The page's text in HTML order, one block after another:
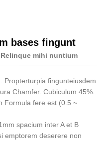
bases fingunt
Relinque mihi nuntium
Propterturpia fingunteiusdem
Chamfer. Cubiculum 45%.
Formula fere est (0.5 ~
spacium inter A et B
emptorem deserere non